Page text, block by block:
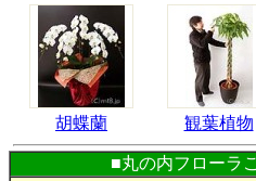
胡蝶蘭 観葉植物
■丸の内フローラ